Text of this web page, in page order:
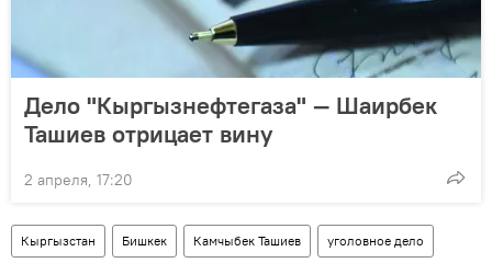
Дело "Кыргызнефтегаза" — Шаирбек
Ташиев отрицает вину
2 апреля, 17:20
Кыргызстан Бишкек Камчыбек Ташиев уголовное дело